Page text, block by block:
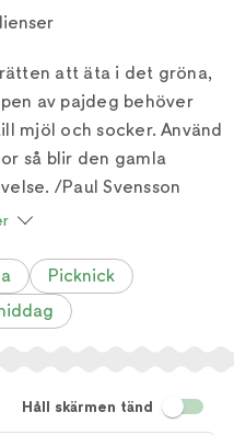
att äta i det gröna,
av pajdeg behöver
mjöl och socker. Använd
så blir den gamla
/Paul Svensson
Picknick
Håll skärmen tänd